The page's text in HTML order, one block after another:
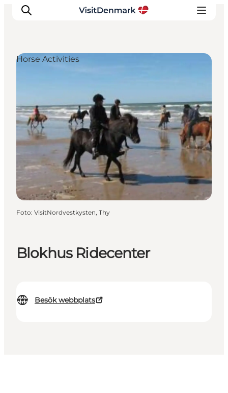
Aktiviteter
Övernatta
Planera resan
Blokhus Ridecenter
Besök webbplats
Horse Activities
Foto: VisitNordvestkysten, Thy